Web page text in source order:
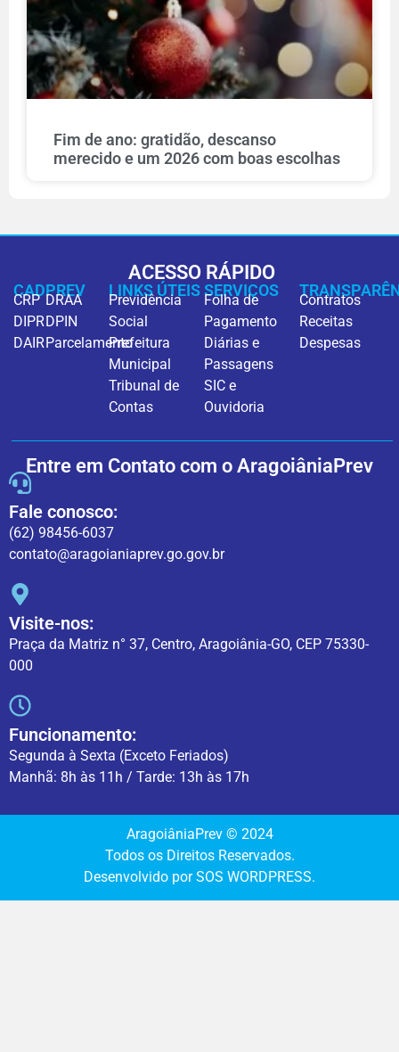
Fim de ano: gratidão, descanso
merecido e um 2026 com boas escolhas
ACESSO RÁPIDO
CADPREV
CRP
DIPR
DAIR
DRAA
DPIN
Parcelamento
LINKS ÚTEIS
Previdência
Social
Prefeitura
Municipal
Tribunal de
Contas
SERVIÇOS
Folha de
Pagamento
Diárias e
Passagens
SIC e
Ouvidoria
Contratos
Receitas
Despesas
Entre em Contato com o AragoiâniaPrev
Fale conosco:
(62) 98456-6037
contato@aragoianiaprev.go.gov.br
Visite-nos:
Praça da Matriz n° 37, Centro, Aragoiânia-GO, CEP 75330-
000
Funcionamento:
Segunda à Sexta (Exceto Feriados)
Manhã: 8h às 11h / Tarde: 13h às 17h
AragoiâniaPrev © 2024
Todos os Direitos Reservados.
Desenvolvido por SOS WORDPRESS.